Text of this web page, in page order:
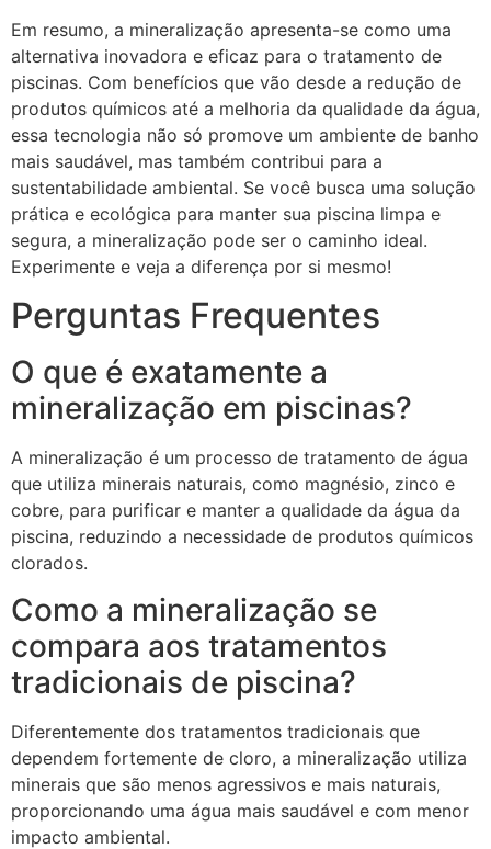
Em resumo, a mineralização apresenta-se como uma
alternativa inovadora e eficaz para o tratamento de
piscinas. Com benefícios que vão desde a redução de
produtos químicos até a melhoria da qualidade da água,
essa tecnologia não só promove um ambiente de banho
mais saudável, mas também contribui para a
sustentabilidade ambiental. Se você busca uma solução
prática e ecológica para manter sua piscina limpa e
segura, a mineralização pode ser o caminho ideal.
Experimente e veja a diferença por si mesmo!
Perguntas Frequentes
O que é exatamente a
mineralização em piscinas?
A mineralização é um processo de tratamento de água
que utiliza minerais naturais, como magnésio, zinco e
cobre, para purificar e manter a qualidade da água da
piscina, reduzindo a necessidade de produtos químicos
clorados.
Como a mineralização se
compara aos tratamentos
tradicionais de piscina?
Diferentemente dos tratamentos tradicionais que
dependem fortemente de cloro, a mineralização utiliza
minerais que são menos agressivos e mais naturais,
proporcionando uma água mais saudável e com menor
impacto ambiental.